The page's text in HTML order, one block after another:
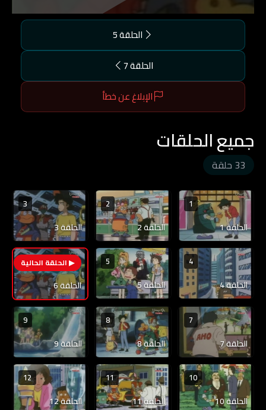
الحلقة 5
الحلقة 7
الإبلاغ عن خطأ
جميع الحلقات
33 حلقة
1
الحلقة 1
2
الحلقة 2
3
الحلقة 3
4
الحلقة 4
5
الحلقة 5
6
الحلقة 6
7
الحلقة 7
8
الحلقة 8
9
الحلقة 9
10
الحلقة 10
11
الحلقة 11
12
الحلقة 12